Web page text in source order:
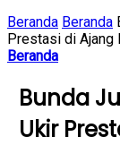
Beranda Beranda
Prestasi di Ajang
Beranda
Bunda
Ukir